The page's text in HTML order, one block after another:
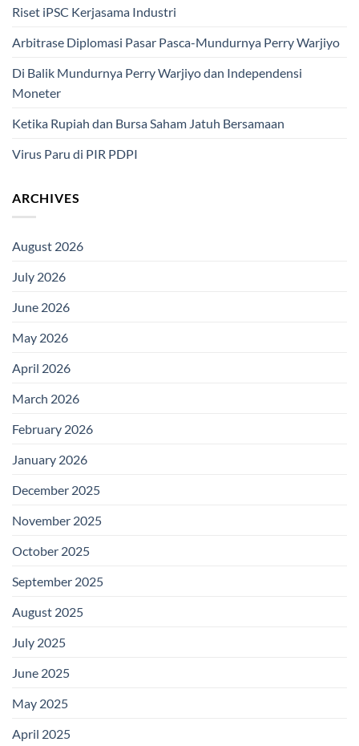
Riset iPSC Kerjasama Industri
Arbitrase Diplomasi Pasar Pasca-Mundurnya Perry Warjiyo
Di Balik Mundurnya Perry Warjiyo dan Independensi
Moneter
Ketika Rupiah dan Bursa Saham Jatuh Bersamaan
Virus Paru di PIR PDPI
ARCHIVES
August 2026
July 2026
June 2026
May 2026
April 2026
March 2026
February 2026
January 2026
December 2025
November 2025
October 2025
September 2025
August 2025
July 2025
June 2025
May 2025
April 2025